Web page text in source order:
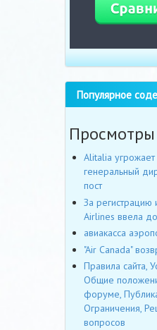
Популярное
Просмотры
Alitalia угрожает
генеральный
пост
За регистрацию
Airlines ввела
авиакасса
"Air Canada"
Правила сайта,
Общие
форуме,
Ограничения,
вопросов